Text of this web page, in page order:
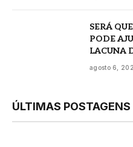
SERÁ
PODE
LACUNA
agosto 6,
ÚLTIMAS POSTAGENS